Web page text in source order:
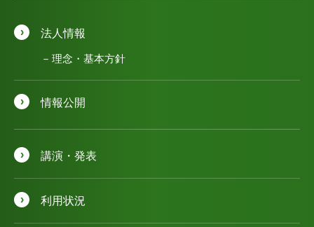
法人情報
理念・基本方針
情報公開
講演・発表
利用状況